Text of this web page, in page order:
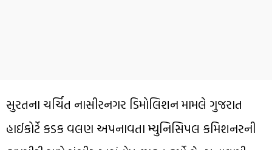
સુરતના ચર્ચિત નાસીરનગર ડિમોલિશન મામલે ગુજરાત
હાઈકોર્ટે કડક વલણ અપનાવતા મ્યુનિસિપલ કમિશનરની